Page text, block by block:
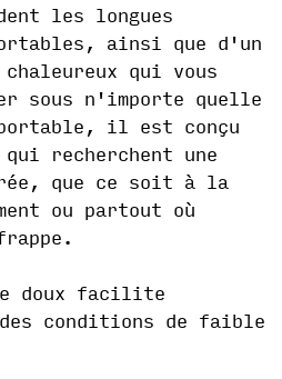
les longues
ainsi que d'un
qui vous
sous n'importe quelle
il est conçu
recherchent une
que ce soit à la
ou partout où
doux facilite
conditions de faible